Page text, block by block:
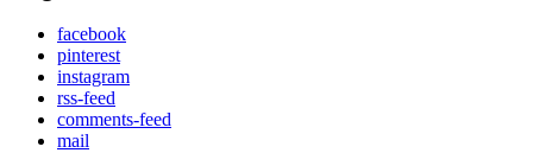
facebook
pinterest
instagram
rss-feed
comments-feed
mail